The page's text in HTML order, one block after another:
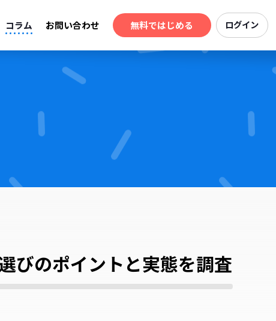
コラム お問い合わせ 無料ではじめる ログイン
びのポイントと実態を調査